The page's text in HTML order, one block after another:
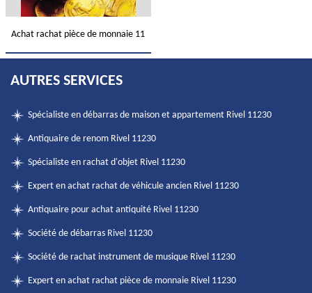
Achat rachat pièce de monnaie 11
AUTRES SERVICES
Spécialiste en débarras de maison et appartement Rivel 11230
Antiquaire de renom Rivel 11230
Spécialiste en rachat d'objet Rivel 11230
Expert en achat rachat de véhicule ancien Rivel 11230
Antiquaire pour achat antiquité Rivel 11230
Société de débarras Rivel 11230
Société de rachat instrument de musique Rivel 11230
Expert en achat rachat pièce de monnaie Rivel 11230